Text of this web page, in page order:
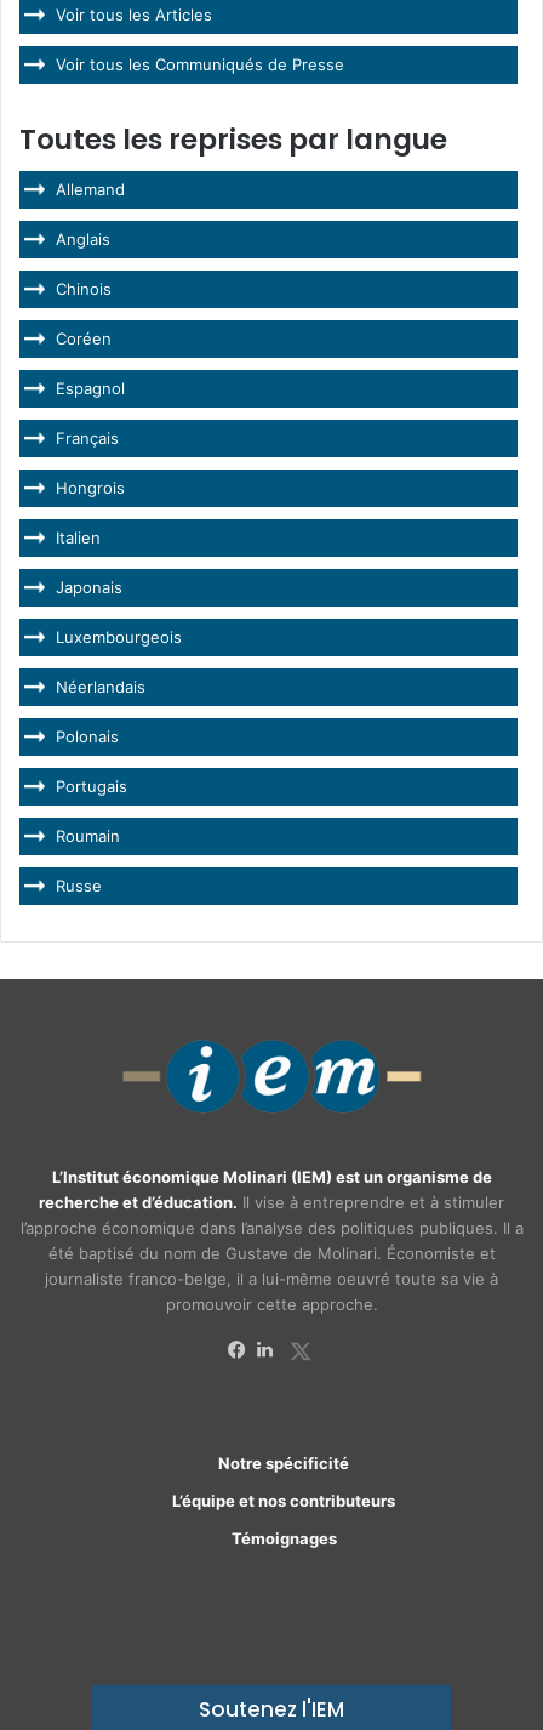
Voir tous les Articles
Voir tous les Communiqués de Presse
Toutes les reprises par langue
Allemand
Anglais
Chinois
Coréen
Espagnol
Français
Hongrois
Italien
Japonais
Luxembourgeois
Néerlandais
Polonais
Portugais
Roumain
Russe
L’Institut économique Molinari (IEM) est un organisme de
recherche et d’éducation. Il vise à entreprendre et à stimuler
l’approche économique dans l’analyse des politiques publiques. Il a
été baptisé du nom de Gustave de Molinari. Économiste et
journaliste franco-belge, il a lui-même oeuvré toute sa vie à
promouvoir cette approche.
Notre spécificité
L’équipe et nos contributeurs
Témoignages
Soutenez l'IEM